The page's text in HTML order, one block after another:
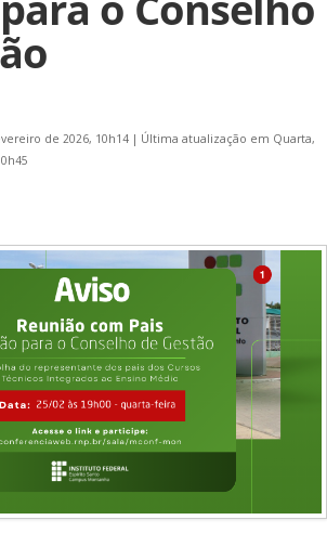
de 2026, 10h14 | Última atualização em Quarta,